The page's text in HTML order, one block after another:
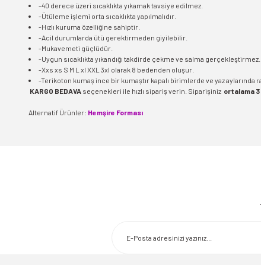
-40 derece üzeri sıcaklıkta yıkamak tavsiye edilmez.
-Ütüleme işlemi orta sıcaklıkta yapılmalıdır.
-Hızlı kuruma özelliğine sahiptir.
-Acil durumlarda ütü gerektirmeden giyilebilir.
-Mukavemeti güçlüdür.
-Uygun sıcaklıkta yıkandığı takdirde çekme ve salma gerçekleştirmez.
-Xxs xs S M L xl XXL 3xl olarak 8 bedenden oluşur.
-Terikoton kumaş ince bir kumaştır kapalı birimlerde ve yaz aylarında
KARGO BEDAVA seçenekleri ile hızlı sipariş verin. Siparişiniz ortalama 3
Alternatif Ürünler: Hemşire Forması
Ürün açıklamasında eksik bilgiler bulunuyor.